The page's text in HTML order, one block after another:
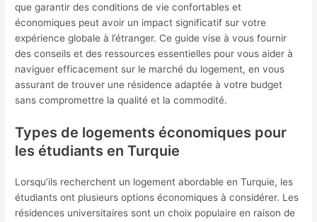
que garantir des conditions de vie confortables et
économiques peut avoir un impact significatif sur votre
expérience globale à l’étranger. Ce guide vise à vous fournir
des conseils et des ressources essentielles pour vous aider à
naviguer efficacement sur le marché du logement, en vous
assurant de trouver une résidence adaptée à votre budget
sans compromettre la qualité et la commodité.
Types de logements économiques pour
les étudiants en Turquie
Lorsqu’ils recherchent un logement abordable en Turquie, les
étudiants ont plusieurs options économiques à considérer. Les
résidences universitaires sont un choix populaire en raison de